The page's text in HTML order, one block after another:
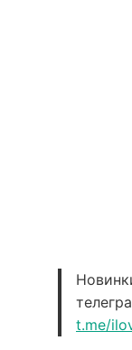
t.me/